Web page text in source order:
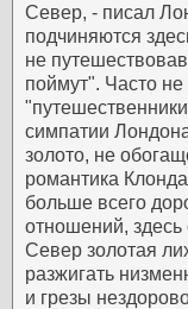
Север, - писал
подчиняются
не
поймут". Часто
симпатии
золото, не
романтика
больше всего
отношений,
Север золотая
разжигать
и грезы